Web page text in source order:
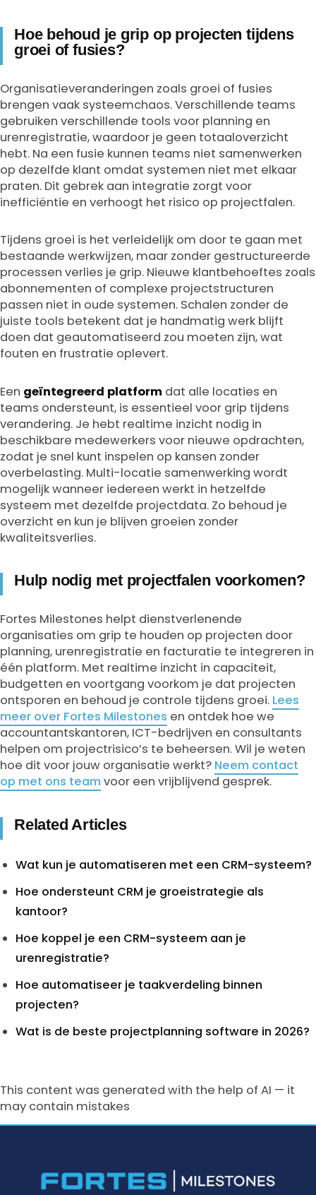
Hoe behoud je grip op projecten tijdens
groei of fusies?
Organisatieveranderingen zoals groei of fusies
brengen vaak systeemchaos. Verschillende teams
gebruiken verschillende tools voor planning en
urenregistratie, waardoor je geen totaaloverzicht
hebt. Na een fusie kunnen teams niet samenwerken
op dezelfde klant omdat systemen niet met elkaar
praten. Dit gebrek aan integratie zorgt voor
inefficiëntie en verhoogt het risico op projectfalen.
Tijdens groei is het verleidelijk om door te gaan met
bestaande werkwijzen, maar zonder gestructureerde
processen verlies je grip. Nieuwe klantbehoeftes zoals
abonnementen of complexe projectstructuren
passen niet in oude systemen. Schalen zonder de
juiste tools betekent dat je handmatig werk blijft
doen dat geautomatiseerd zou moeten zijn, wat
fouten en frustratie oplevert.
Een geïntegreerd platform dat alle locaties en
teams ondersteunt, is essentieel voor grip tijdens
verandering. Je hebt realtime inzicht nodig in
beschikbare medewerkers voor nieuwe opdrachten,
zodat je snel kunt inspelen op kansen zonder
overbelasting. Multi-locatie samenwerking wordt
mogelijk wanneer iedereen werkt in hetzelfde
systeem met dezelfde projectdata. Zo behoud je
overzicht en kun je blijven groeien zonder
kwaliteitsverlies.
Hulp nodig met projectfalen voorkomen?
Fortes Milestones helpt dienstverlenende
organisaties om grip te houden op projecten door
planning, urenregistratie en facturatie te integreren in
één platform. Met realtime inzicht in capaciteit,
budgetten en voortgang voorkom je dat projecten
ontsporen en behoud je controle tijdens groei. Lees
meer over Fortes Milestones en ontdek hoe we
accountantskantoren, ICT-bedrijven en consultants
helpen om projectrisico’s te beheersen. Wil je weten
hoe dit voor jouw organisatie werkt? Neem contact
op met ons team voor een vrijblijvend gesprek.
Related Articles
Wat kun je automatiseren met een CRM-systeem?
Hoe ondersteunt CRM je groeistrategie als
kantoor?
Hoe koppel je een CRM-systeem aan je
urenregistratie?
Hoe automatiseer je taakverdeling binnen
projecten?
Wat is de beste projectplanning software in 2026?
This content was generated with the help of AI — it
may contain mistakes